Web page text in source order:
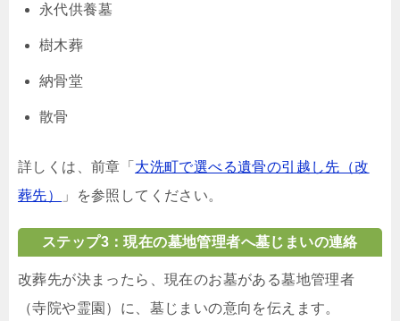
永代供養墓
樹木葬
納骨堂
散骨
詳しくは、前章「 大洗町で選べる遺骨の引越し先（改
葬先）
」を参照してください。
ステップ3：現在の墓地管理者へ墓じまいの連絡
改葬先が決まったら、現在のお墓がある墓地管理者
（寺院や霊園）に、墓じまいの意向を伝えます。